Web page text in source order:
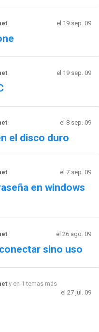
el 19 sep. 09
el 19 sep. 09
el 8 sep. 09
el disco duro
el 7 sep. 09
en windows
el 26 ago. 09
sino uso
y en 1 temas más
el 27 jul. 09